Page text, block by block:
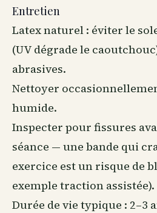
Entretien
Latex naturel : éviter le
(UV dégrade le
abrasives.
Nettoyer
humide.
Inspecter pour fissures
séance — une bande qui
exercice est un risque de
exemple traction assistée).
Durée de vie typique : 2–3